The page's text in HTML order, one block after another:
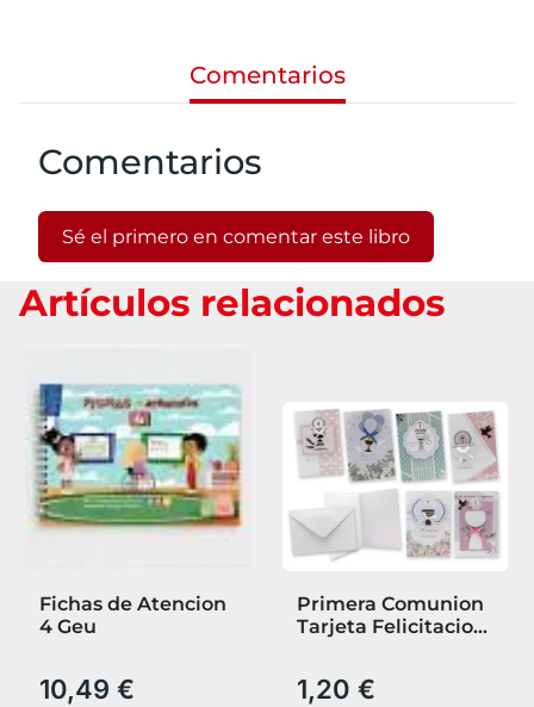
Comentarios
Comentarios
Sé el primero en comentar este libro
Artículos relacionados
Fichas de Atencion
4 Geu
10,49 €
Primera Comunion
Tarjeta Felicitacion
1,20 €